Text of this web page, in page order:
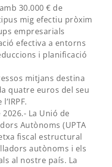
30.000 € de
mig efectiu pròxim
empresarials
efectiva a entorns
i planificació
mitjans destina
quatre euros del seu
La Unió de
Autònoms (UPTA
fiscal estructural
autònoms i els
al nostre país. La